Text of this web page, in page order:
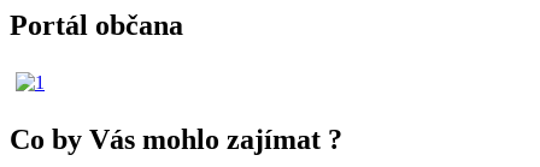
Portál občana
Co by Vás mohlo zajímat ?